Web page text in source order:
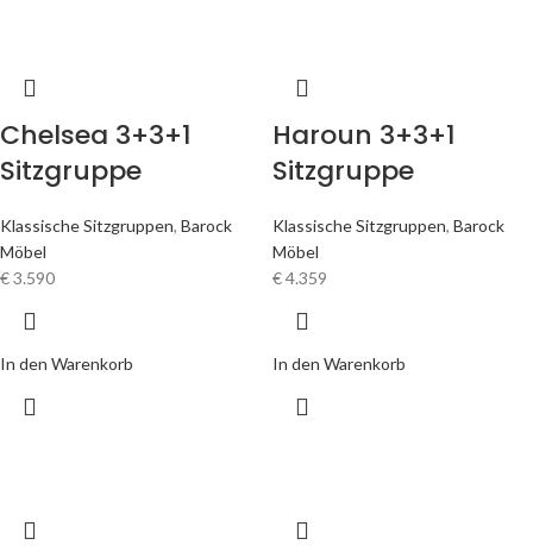
Chelsea 3+3+1
Sitzgruppe
Klassische Sitzgruppen, Barock
Möbel
€3.590
In den Warenkorb
Haroun 3+3+1
Sitzgruppe
Klassische Sitzgruppen, Barock
Möbel
€4.359
In den Warenkorb